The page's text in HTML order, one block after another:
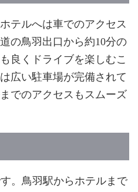
テルへは車でのアクセス
の鳥羽出口から約10分の
良くドライブを楽しむこ
広い駐車場が完備されて
でのアクセスもスムーズ
。鳥羽駅からホテルまで